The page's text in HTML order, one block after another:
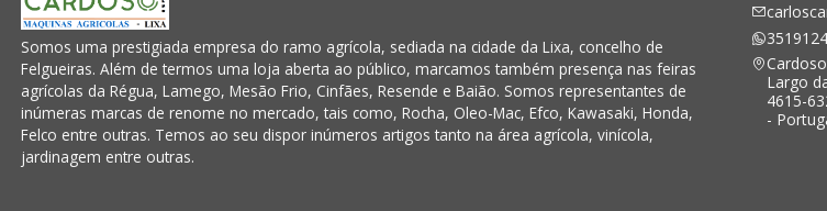
Somos uma prestigiada empresa do ramo agrícola, sediada na cidade da Lixa, concelho de
Felgueiras. Além de termos uma loja aberta ao público, marcamos também presença nas feiras
agrícolas da Régua, Lamego, Mesão Frio, Cinfães, Resende e Baião. Somos representantes de
inúmeras marcas de renome no mercado, tais como, Rocha, Oleo-Mac, Efco, Kawasaki, Honda,
Felco entre outras. Temos ao seu dispor inúmeros artigos tanto na área agrícola, vinícola,
jardinagem entre outras.
Largo
4615-
-